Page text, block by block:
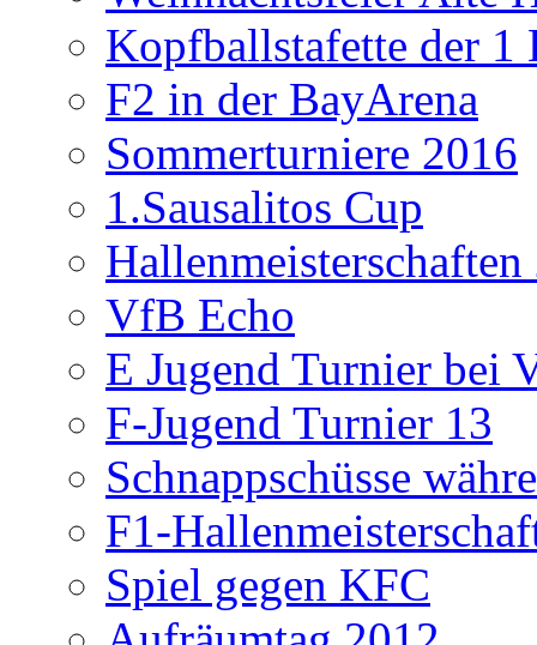
Kopfballstafette der 1
F2 in der BayArena
Sommerturniere 2016
1.Sausalitos Cup
Hallenmeisterschaften
VfB Echo
E Jugend Turnier bei
F-Jugend Turnier 13
Schnappschüsse
F1-
Spiel gegen KFC